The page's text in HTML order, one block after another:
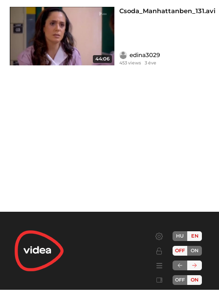
44:06
Csoda_Manhattanben_131.avi
edina3029
453 views 3 éve
HU EN
OFF ON
OFF ON